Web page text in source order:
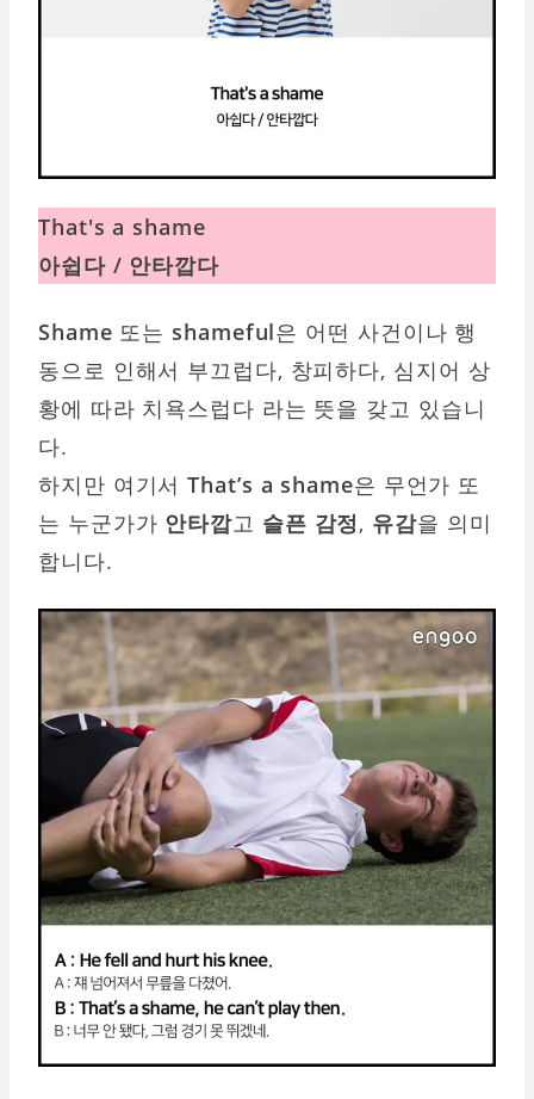
That's a shame
아쉽다 / 안타깝다
Shame 또는shameful은 어떤 사건이나 행
동으로 인해서 부끄럽다, 창피하다, 심지어 상
황에 따라 치욕스럽다 라는 뜻을 갖고 있습니
다.
하지만 여기서That’s a shame은 무언가 또
는 누군가가 안타깝고 슬픈 감정, 유감을 의미
합니다.